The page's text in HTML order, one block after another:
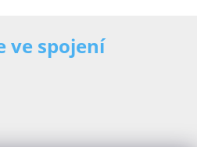
ve spojení